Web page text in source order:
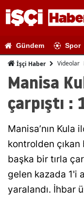
Gündem Spor
İşçi Haber Videolar
Manisa
çarpıştı :
Manisa’nın Kula
kontrolden çıkan
başka bir tırla
gelen kazada 1'i
yaralandı. İhbar